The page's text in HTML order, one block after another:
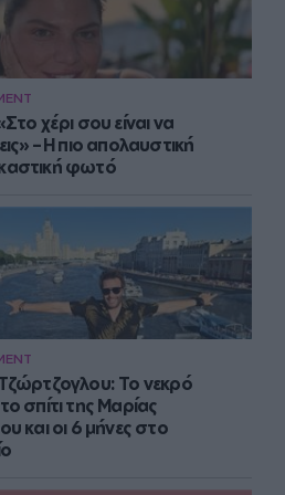
χέρι σου είναι να
– Η πιο απολαυστική
φωτό
Το νεκρό
σπίτι της Μαρίας
και οι 6 μήνες στο